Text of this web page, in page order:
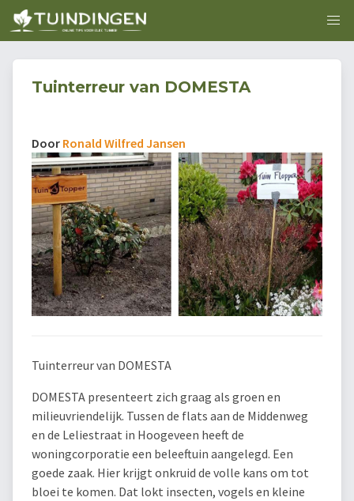
Tuinterreur van DOMESTA
Door Ronald Wilfred Jansen
Tuinterreur van DOMESTA
DOMESTA presenteert zich graag als groen en
milieuvriendelijk. Tussen de flats aan de Middenweg
en de Leliestraat in Hoogeveen heeft de
woningcorporatie een beleeftuin aangelegd. Een
goede zaak. Hier krijgt onkruid de volle kans om tot
bloei te komen. Dat lokt insecten, vogels en kleine